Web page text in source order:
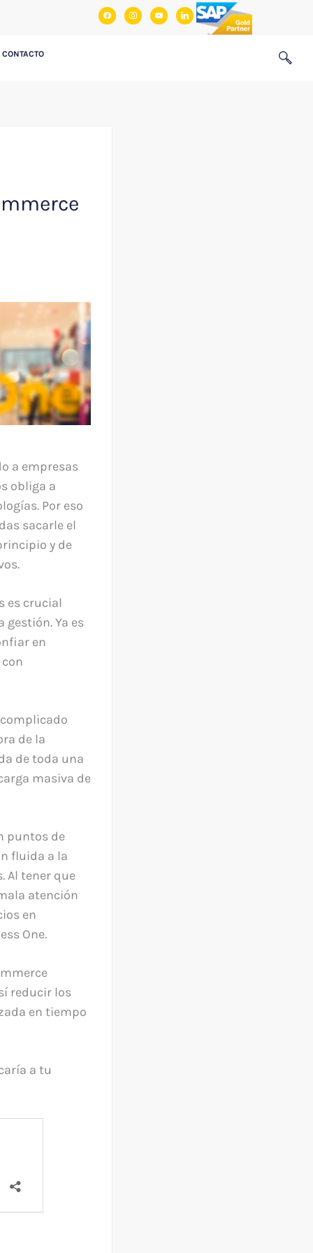
facebookinstagram
youtubelinkedin
CONTACTO
a empresas
obliga a
Por eso
sacarle el
y de
es crucial
Ya es
en
de la
de toda una
masiva de
puntos de
fluida a la
Al tener que
atención
en
One.
reducir los
en tiempo
a tu